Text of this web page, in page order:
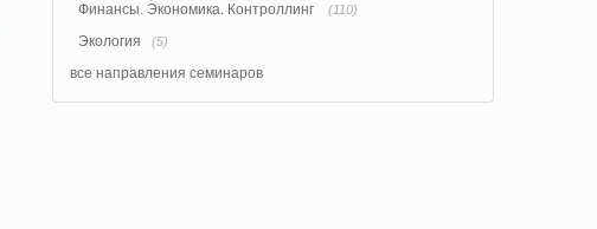
Финансы. Экономика. Контроллинг (110)
Экология (5)
все направления семинаров